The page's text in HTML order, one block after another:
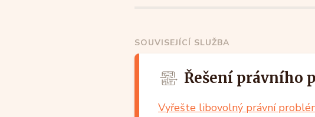
SOUVISEJÍCÍ SLUŽBA
Řešení právního
Vyřešte libovolný právní